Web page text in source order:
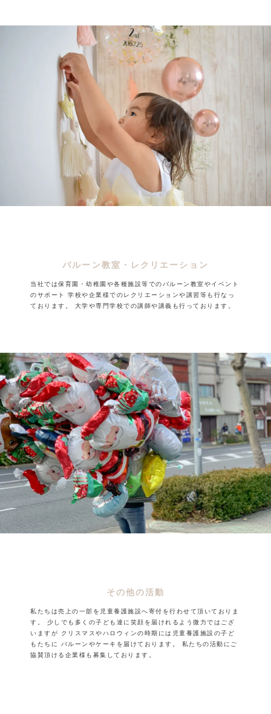
バルーン教室・レクリエーション
当社では保育園・幼稚園や各種施設等でのバルーン教室やイベント
のサポート
学校や企業様でのレクリエーションや講習等も行なっ
ております。
大学や専門学校での講師や講義も行っております。
その他の活動
私たちは売上の一部を児童養護施設へ寄付を行わせて頂いておりま
す。
少しでも多くの子ども達に笑顔を届けれるよう微力ではござ
いますが クリスマスやハロウィンの時期には児童養護施設の子ど
もたちに
バルーンやケーキを届けております。
私たちの活動にご
協賛頂ける企業様も募集しております。